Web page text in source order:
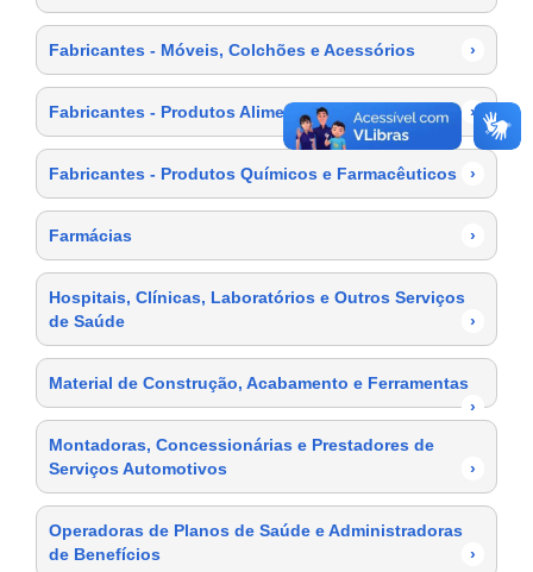
Fabricantes - Móveis, Colchões e Acessórios ›
Fabricantes - Produtos Alimentícios ›
Fabricantes - Produtos Químicos e Farmacêuticos ›
Farmácias ›
Hospitais, Clínicas, Laboratórios e Outros Serviços
de Saúde
›
Material de Construção, Acabamento e Ferramentas
›
Montadoras, Concessionárias e Prestadores de
Serviços Automotivos
›
Operadoras de Planos de Saúde e Administradoras
de Benefícios
›